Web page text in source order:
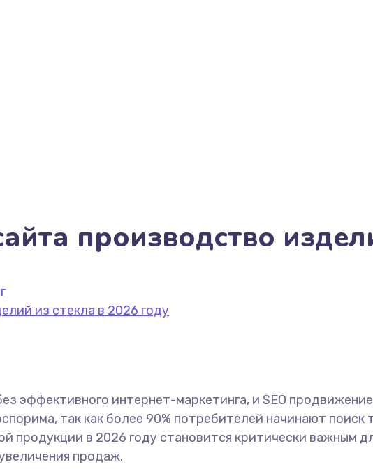
производство
эффективного интернет-маркетинга, и SEO
так как более 90% потребителей начинают поиск
продукции в 2026 году становится критически важным
продаж.